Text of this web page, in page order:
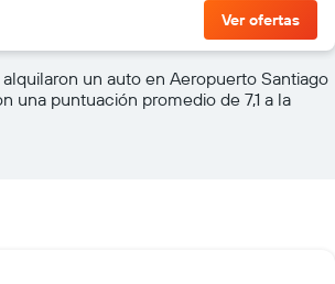
Ver ofertas
un auto en Aeropuerto Santiago
una puntuación promedio de 7,1 a la